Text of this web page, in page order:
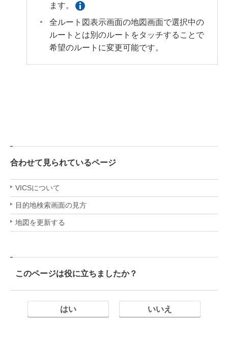
ます。
全ルート図表示画面の地図画面で選択中の
ルートとは別のルートをタッチすることで
希望のルートに変更可能です。
合わせて見られているページ
VICSについて
目的地検索画面の見方
地図を更新する
このページは役に立ちましたか？
はい いいえ